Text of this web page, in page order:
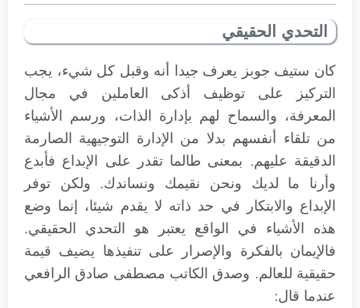
التحدي الحقيقي
كان ستيف جوبز يعرف جيدا أنه وقبل كل شيء، يجب
التركيز على توظيف أذكى العاملين في مجال
المعرفة، والسماح لهم بإدارة الذات، ورسم الأشياء
من تلقاء أنفسهم بدلا من الإدارة التوجيهية الصارمة
الدقيقة عليهم. بمعنى طالما تقدر على الإبداع فأبدع
وأرنا ما لديك ونحن نقيمك ونساندك. ولكن توفر
الإبداع والابتكار في حد ذاته لا يقدم شيئا، إنما وضع
هذه الأشياء في الواقع يعتبر هو التحدي الحقيقي.
فالإيمان بالفكرة والإصرار على تنفيذها يضيف قيمة
حقيقية للعالم. وصدق الكاتب مصطفى صادق الرافعي
عندما قال: